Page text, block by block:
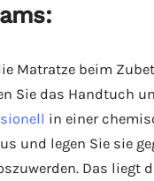
Matratze beim
Sie das Handtuch
in einer
und legen Sie sie
Das